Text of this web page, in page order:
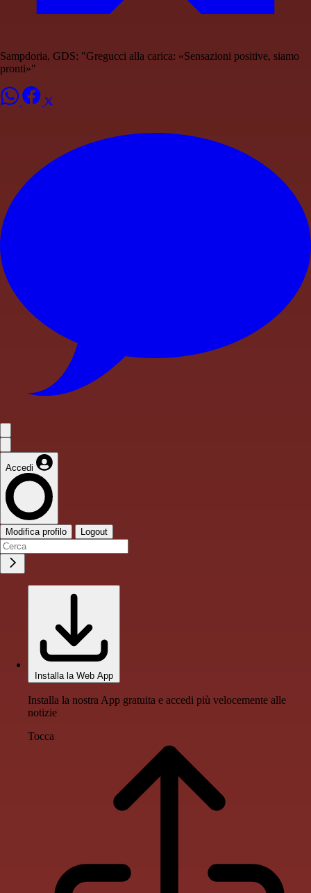
Sampdoria, GDS: "Gregucci alla carica: «Sensazioni positive, siamo
pronti»"
Accedi
Modifica profilo Logout
Installa la Web App
Installa la nostra App gratuita e accedi più velocemente alle
notizie
Tocca